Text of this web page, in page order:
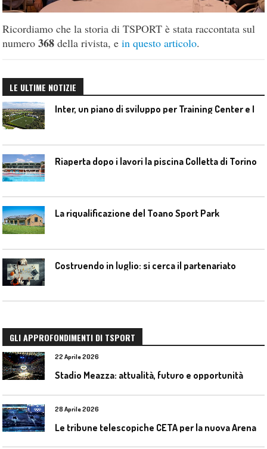
Ricordiamo che la storia di TSPORT è stata raccontata sul
numero368 della rivista, ein questo articolo.
LE ULTIME NOTIZIE
Riaperta dopo i lavori la piscina Colletta di Torino
La riqualificazione del Toano Sport Park
Costruendo in luglio: si cerca il partenariato
GLI APPROFONDIMENTI DI TSPORT
22 Aprile 2026
Stadio Meazza: attualità, futuro e opportunità
28 Aprile 2026